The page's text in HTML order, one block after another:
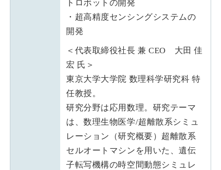
トロボットの開発
・超高精度センシングシステムの
開発
＜代表取締役社長 兼 CEO 大田 佳
宏 氏＞
東京大学大学院 数理科学研究科 特
任教授。
研究分野は応用数理。研究テーマ
は、数理生物医学/超離散系シミュ
レーション（研究概要）超離散系
セルオートマシンを用いた、遺伝
子転写機構の時空間動態シミュレ